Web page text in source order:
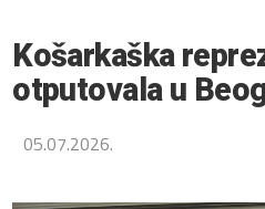
Košarkaška
otputovala u
05.07.2026.